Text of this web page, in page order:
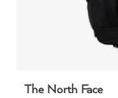
The North Face